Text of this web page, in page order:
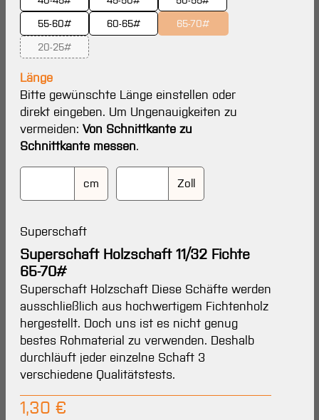
55-60#
60-65# 65-70#
(Diese Option ist zurzeit nicht
20-25#
(Diese Option ist zurzeit nicht verfügbar.)
Länge
Bitte gewünschte Länge einstellen oder
direkt eingeben. Um Ungenauigkeiten zu
vermeiden: Von Schnittkante zu
Schnittkante messen.
cm Zoll
Superschaft
Superschaft Holzschaft 11/32 Fichte
65-70#
Superschaft Holzschaft Diese Schäfte werden
ausschließlich aus hochwertigem Fichtenholz
hergestellt. Doch uns ist es nicht genug
bestes Rohmaterial zu verwenden. Deshalb
durchläuft jeder einzelne Schaft 3
verschiedene Qualitätstests.
Regulärer Preis:
1,30 €